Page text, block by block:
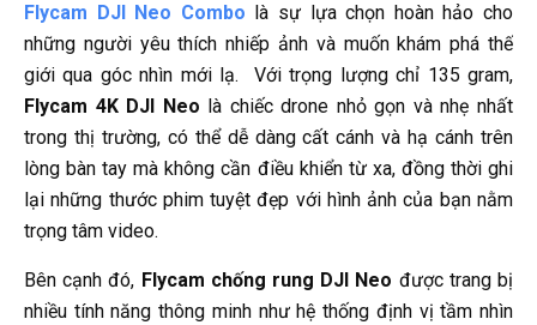
Flycam DJI Neo Combo là sự lựa chọn hoàn hảo cho
những người yêu thích nhiếp ảnh và muốn khám phá thế
giới qua góc nhìn mới lạ. Với trọng lượng chỉ 135 gram,
Flycam 4K DJI Neo là chiếc drone nhỏ gọn và nhẹ nhất
trong thị trường, có thể dễ dàng cất cánh và hạ cánh trên
lòng bàn tay mà không cần điều khiển từ xa, đồng thời ghi
lại những thước phim tuyệt đẹp với hình ảnh của bạn nằm
trọng tâm video.
Bên cạnh đó, Flycam chống rung DJI Neo được trang bị
nhiều tính năng thông minh như hệ thống định vị tầm nhìn